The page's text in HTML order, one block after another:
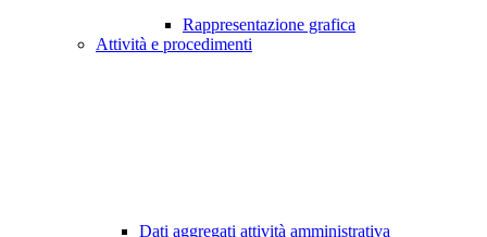
Rappresentazione grafica
Attività e procedimenti
Dati aggregati attività amministrativa